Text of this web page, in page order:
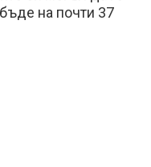
на почти 37